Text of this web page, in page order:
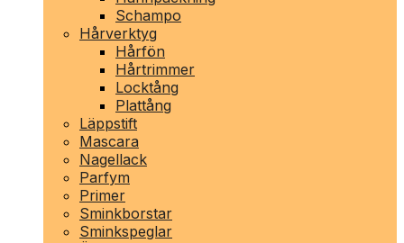
Schampo
Hårverktyg
Hårfön
Hårtrimmer
Locktång
Plattång
Läppstift
Mascara
Nagellack
Parfym
Primer
Sminkborstar
Sminkspeglar